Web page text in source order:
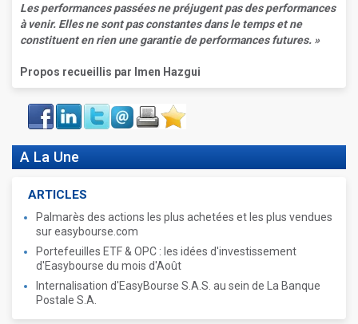
Les performances passées ne préjugent pas des performances
à venir. Elles ne sont pas constantes dans le temps et ne
constituent en rien une garantie de performances futures. »
Propos recueillis par Imen Hazgui
Face
book
LinkIn Twitter Envoyer ImprimerFavoris
A La Une
ARTICLES
Palmarès des actions les plus achetées et les plus vendues
sur easybourse.com
Portefeuilles ETF & OPC : les idées d'investissement
d'Easybourse du mois d'Août
Internalisation d'EasyBourse S.A.S. au sein de La Banque
Postale S.A.